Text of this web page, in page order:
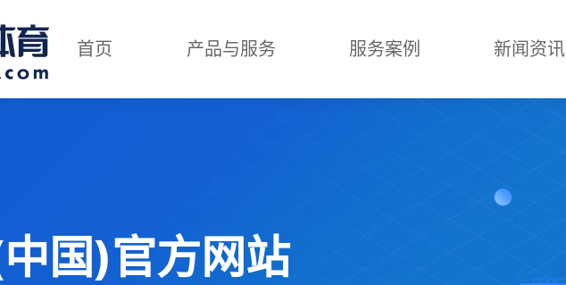
首页 产品与服务 服务案例 新闻资讯
国)官方网站